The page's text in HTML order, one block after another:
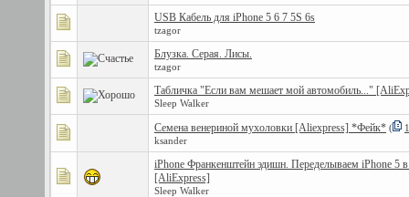
USB Кабель для iPhone 5 6 7 5S 6s
tzagor
Блузка. Серая. Лисы.
tzagor
Табличка "Если вам мешает мой автомобиль..."
Sleep Walker
Семена венериной мухоловки [Aliexpress] *Фейк* (
1
ksander
iPhone Франкенштейн эдишн. Переделываем iPhone 5
[AliExpress]
Sleep Walker